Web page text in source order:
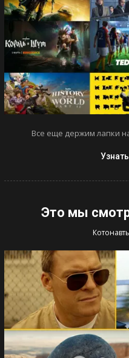
Все еще держим лапки
Это мы